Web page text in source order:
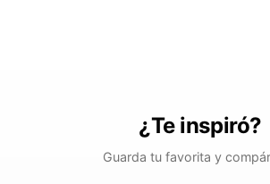
¿Te inspiró?
Guarda tu favorita y